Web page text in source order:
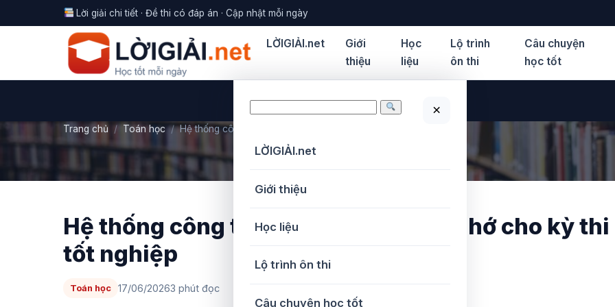
Lời giải chi tiết · Đề thi có đáp án · Cập nhật mỗi ngày
LỜIGIẢI.net
Giới
thiệu
Học
liệu
Lộ trình
ôn thi
Câu chuyện
học tốt
×
đề
lời
LỜIGIẢI.net
Giới thiệu
Học liệu
Lộ trình ôn thi
Câu chuyện học tốt
Trang chủ / Toán học / Hệ thống công thức lượng giác cần nhớ cho kỳ…
Hệ thống công thức lượng giác cần nhớ cho kỳ thi
tốt nghiệp
Toán học 17/06/20263 phút đọc